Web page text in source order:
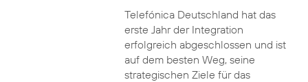
Telefónica Deutschland hat das
erste Jahr der Integration
erfolgreich abgeschlossen und ist
auf dem besten Weg, seine
strategischen Ziele für das